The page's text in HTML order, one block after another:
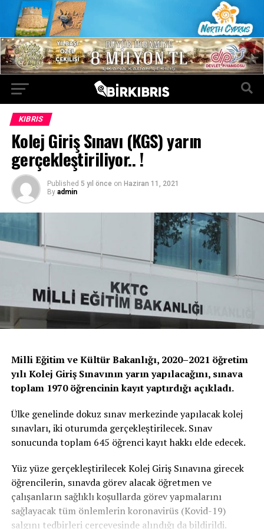
KIBRIS
Kolej Giriş Sınavı (KGS) yarın
gerçekleştiriliyor.. !
Published 5 yıl önce on Haziran 11, 2021
By admin
Milli Eğitim ve Kültür Bakanlığı, 2020–2021 öğretim
yılı Kolej Giriş Sınavının yarın yapılacağını, sınava
toplam 1970 öğrencinin kayıt yaptırdığı açıkladı.
Ülke genelinde dokuz sınav merkezinde yapılacak kolej
sınavları, iki oturumda gerçekleştirilecek. Sınav
sonucunda toplam 645 öğrenci kayıt hakkı elde edecek.
Yüz yüze gerçekleştirilecek Kolej Giriş Sınavına girecek
öğrencilerin, sınavda görev alacak öğretmen ve
çalışanların sağlıklı koşullarda görev yapmalarını
sağlayacak tüm önlemlerin koronavirüs (Kovid-19)
salgını tedbirleri çerçevesinde alındığı da bildirildi.